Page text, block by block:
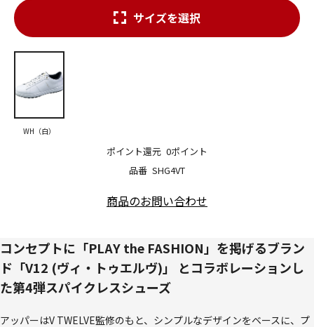
品番 SHG4VT
ポイント還元 0ポイント
サイズを選択
WH（白）
商品のお問い合わせ
コンセプトに「PLAY the FASHION」を掲げるブラン
ド「V12 (ヴィ・トゥエルヴ)」 とコラボレーションし
た第4弾スパイクレスシューズ
アッパーはV TWELVE監修のもと、シンプルなデザインをベースに、プ